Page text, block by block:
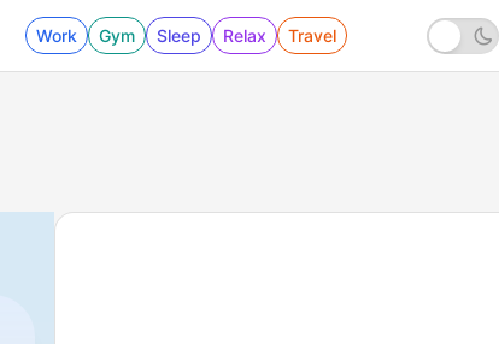
Work Gym Sleep Relax Travel